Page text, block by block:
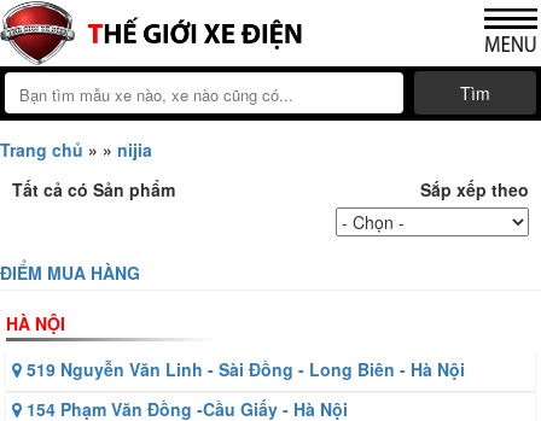
Tìm
Trang chủ » » nijia
Tất cả có Sản phẩm Sắp xếp theo
ĐIỂM MUA HÀNG
HÀ NỘI
519 Nguyễn Văn Linh - Sài Đồng - Long Biên - Hà Nội
154 Phạm Văn Đồng -Cầu Giấy - Hà Nội